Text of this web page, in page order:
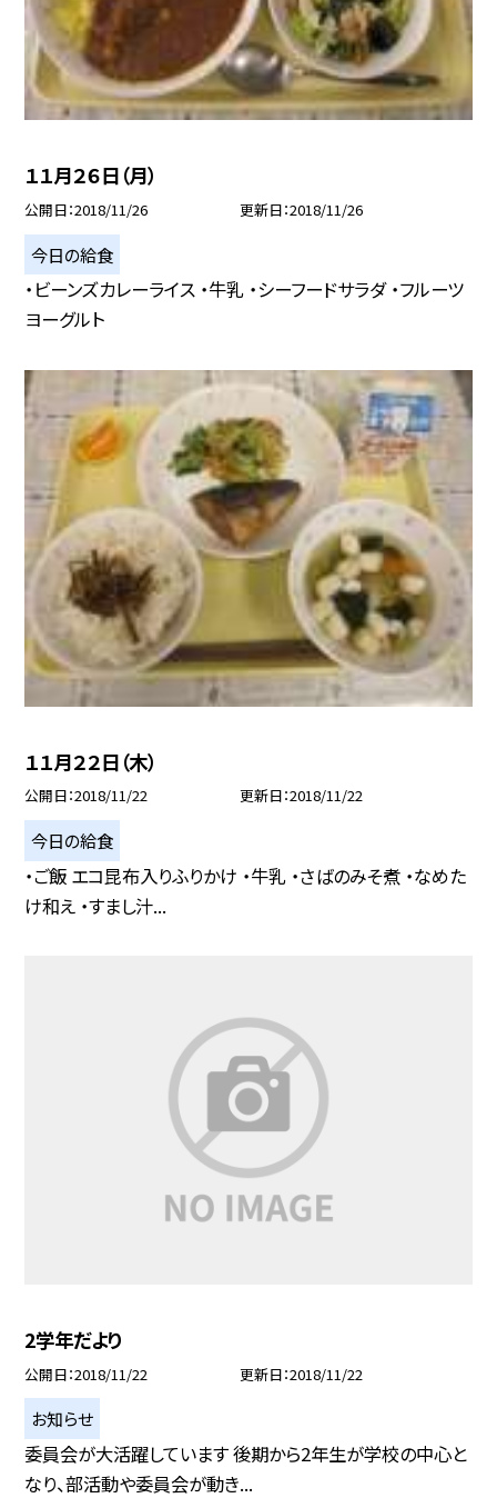
１１月２６日（月）
公開日 2018/11/26 更新日 2018/11/26
今日の給食
・ビーンズカレーライス ・牛乳 ・シーフードサラダ ・フルーツ
ヨーグルト
１１月２２日（木）
公開日 2018/11/22 更新日 2018/11/22
今日の給食
・ご飯 エコ昆布入りふりかけ ・牛乳 ・さばのみそ煮 ・なめた
け和え ・すまし汁...
2学年だより
公開日 2018/11/22 更新日 2018/11/22
お知らせ
委員会が大活躍しています 後期から2年生が学校の中心と
なり、部活動や委員会が動き...